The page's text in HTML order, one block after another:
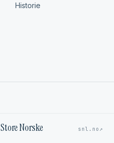
Historie
Norske
snl.no ↗